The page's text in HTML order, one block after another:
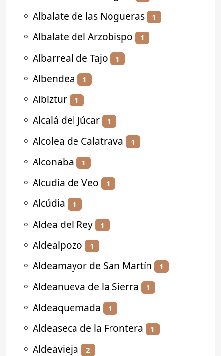
⚬ Albalate de las Nogueras 1
⚬ Albalate del Arzobispo 1
⚬ Albarreal de Tajo 1
⚬ Albendea 1
⚬ Albiztur 1
⚬ Alcalá del Júcar 1
⚬ Alcolea de Calatrava 1
⚬ Alconaba 1
⚬ Alcudia de Veo 1
⚬ Alcúdia 1
⚬ Aldea del Rey 1
⚬ Aldealpozo 1
⚬ Aldeamayor de San Martín 1
⚬ Aldeanueva de la Sierra 1
⚬ Aldeaquemada 1
⚬ Aldeaseca de la Frontera 1
⚬ Aldeavieja 2